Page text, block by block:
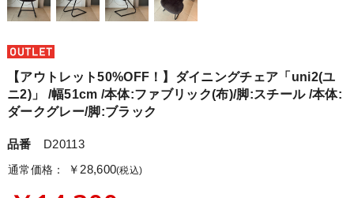
【アウトレット50%OFF！】ダイニングチェア「uni2(ユ
ニ2)」 /幅51cm /本体:ファブリック(布)/脚:スチール /本体:
ダークグレー/脚:ブラック
品番 D20113
通常価格： ￥28,600(税込)